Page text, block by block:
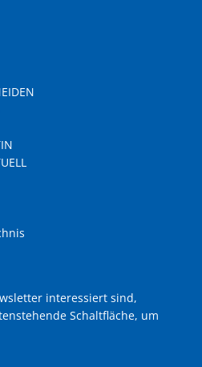
interessiert sind,
Schaltfläche, um